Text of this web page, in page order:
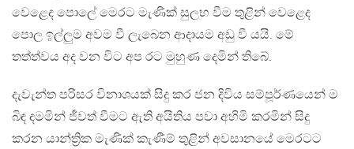
වෙළෙද පොලේ මෙරට මැණික් සුලභ වීම තුළින් වෙළෙද
පොල ඉල්ලුම අවම වී ලැබෙන ආදායම අඩු වී යයි. මේ
තත්ත්වය අද වන විට අප රට මුහුණ දෙමින් තිබේ.
දැවැන්ත පරිසර විනාශයක් සිදු කර ජන දිවිය සම්පූර්ණයෙන් ම
බිඳ දමමින් ජීවත් වීමට ඇති අයිතිය පවා අහිමි කරමින් සිදු
කරන යාන්ත්‍රික මැණික් කැණීම් තුළින් අවසානයේ මෙරටට